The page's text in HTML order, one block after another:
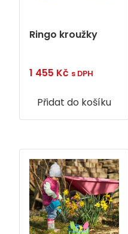
Ringo kroužky
1 455 Kč s DPH
Přidat do košíku